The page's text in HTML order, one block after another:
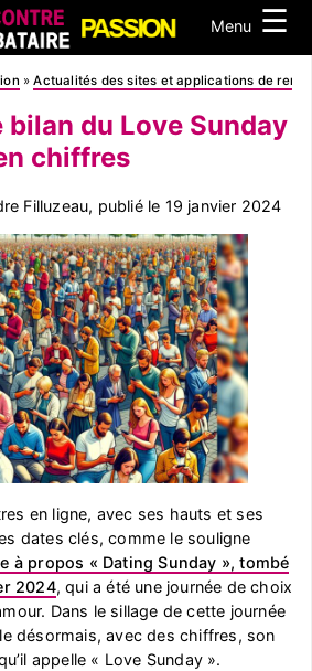
Menu ☰
»Actualités des sites et applications de
du Love Sunday
chiffres
Filluzeau, publié le 19 janvier 2024
en ligne, avec ses hauts et ses
dates clés, comme le souligne
à propos « Dating Sunday », tombé
2024, qui a été une journée de choix
Dans le sillage de cette journée
désormais, avec des chiffres, son
appelle « Love Sunday ».